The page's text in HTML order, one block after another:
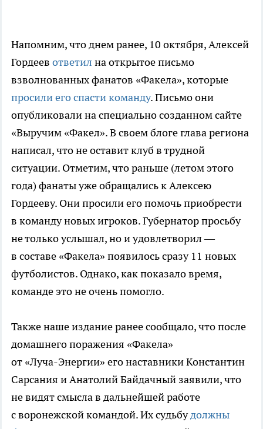
Напомним, что днем ранее, 10 октября, Алексей
Гордеев ответил на открытое письмо
взволнованных фанатов «Факела», которые
просили его спасти команду. Письмо они
опубликовали на специально созданном сайте
«Выручим «Факел». В своем блоге глава региона
написал, что не оставит клуб в трудной
ситуации. Отметим, что раньше (летом этого
года) фанаты уже обращались к Алексею
Гордееву. Они просили его помочь приобрести
в команду новых игроков. Губернатор просьбу
не только услышал, но и удовлетворил —
в составе «Факела» появилось сразу 11 новых
футболистов. Однако, как показало время,
команде это не очень помогло.
Также наше издание ранее сообщало, что после
домашнего поражения «Факела»
от «Луча-Энергии» его наставники Константин
Сарсания и Анатолий Байдачный заявили, что
не видят смысла в дальнейшей работе
с воронежской командой. Их судьбудолжны